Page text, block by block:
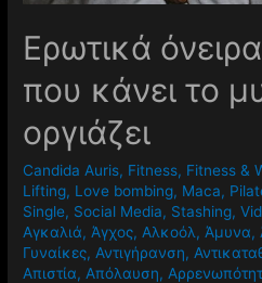
Ερωτικά
που κάνει το
οργιάζει
Candida Auris, Fitness, Fitness &
Lifting, Love bombing, Maca,
Single, Social Media, Stashing,
Αγκαλιά, Άγχος, Αλκοόλ, Άμυνα,
Γυναίκες, Αντιγήρανση,
Απιστία, Απόλαυση,